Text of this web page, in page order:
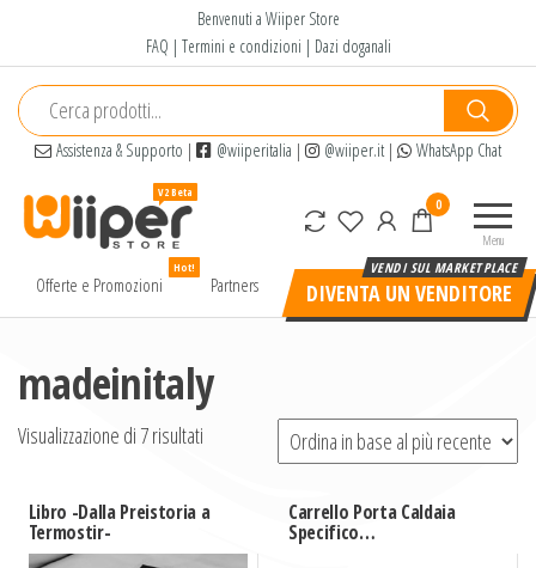
contenuto
Benvenuti a Wiiper Store
FAQ | Termini e condizioni | Dazi doganali
Assistenza & Supporto | @wiiperitalia | @wiiper.it| WhatsApp Chat
alta
Menu
0
Offerte e Promozioni
Hot!
Partners DIVENTA UN VENDITORE
madeinitaly
Visualizzazione di 7 risultati
Libro -Dalla Preistoria a
Termostir-
Carrello Porta Caldaia
Specifico
Originale Termostir